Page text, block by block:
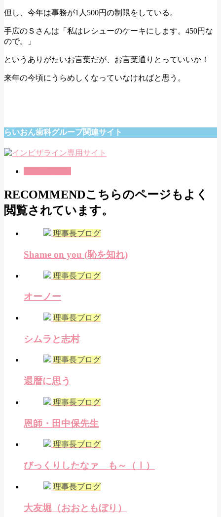
但し、今年は事務が1人500円の制限をしている。
手広のＳさんは「私はレシューのケーキにします。450円な
ので。」
というありがたいお言葉だが、お言葉通りとっていいか！
来年の今頃にうらめしくなっていなければと思う。
らいおん歯科グループ関連サイト
RECOMMENDこちらのページもよく
閲覧されています。
理事長ブログ
Shame on you (恥を知れ)
理事長ブログ
オーノー
理事長ブログ
シムラと志村
理事長ブログ
還暦に思う
理事長ブログ
恩師・田中保先生
理事長ブログ
びっくりしたなァ も～（Ⅰ）
理事長ブログ
大友堀（おおともぼり）